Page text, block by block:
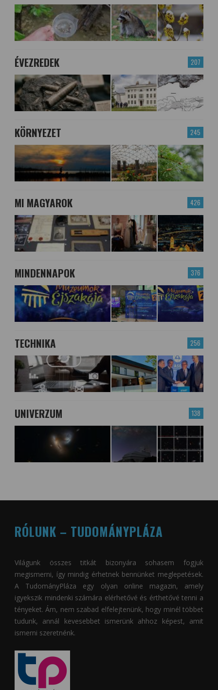
207
ÉVEZREDEK
245
KÖRNYEZET
426
MI MAGYAROK
376
MINDENNAPOK
256
TECHNIKA
138
UNIVERZUM
RÓLUNK – TUDOMÁNYPLÁZA
Világunk összes titkát bizonyára sohasem fogjuk
megismerni, így mindig érhetnek bennünket meglepetések.
A TudományPláza egy olyan online magazin, amely
igyekszik mindenki számára elérhetővé és érthetővé tenni a
tényeket. Ám, nem szabad elfelejtenünk, hogy minél többet
tudunk, annál kevesebbet ismerünk ahhoz képest, amit
ismerni szeretnénk.